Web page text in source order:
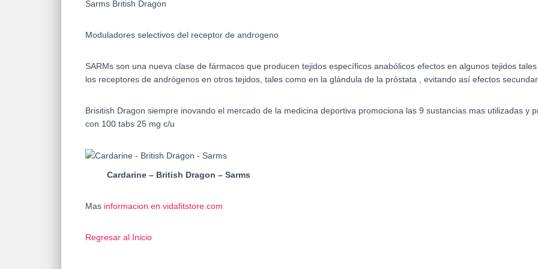
Sarms British Dragon
Moduladores selectivos del receptor de androgeno
SARMs son una nueva clase de fármacos que producen tejidos específicos anabólicos efectos en algunos tejidos
los receptores de andrógenos en otros tejidos, tales como en la glándula de la próstata , evitando así efectos
Brisitish Dragon siempre inovando el mercado de la medicina deportiva promociona las 9 sustancias mas utilizadas y
con 100 tabs 25 mg c/u
Cardarine – British Dragon – Sarms
Mas informacion en vidafitstore.com
Regresar al Inicio